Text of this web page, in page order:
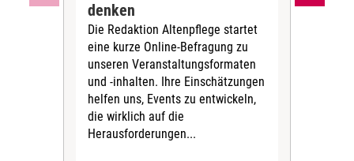
denken
Die Redaktion Altenpflege startet
eine kurze Online-Befragung zu
unseren Veranstaltungsformaten
und -inhalten. Ihre Einschätzungen
helfen uns, Events zu entwickeln,
die wirklich auf die
Herausforderungen...